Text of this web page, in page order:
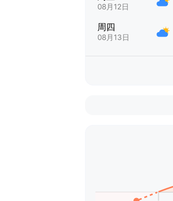
08月12日
周四
08月13日